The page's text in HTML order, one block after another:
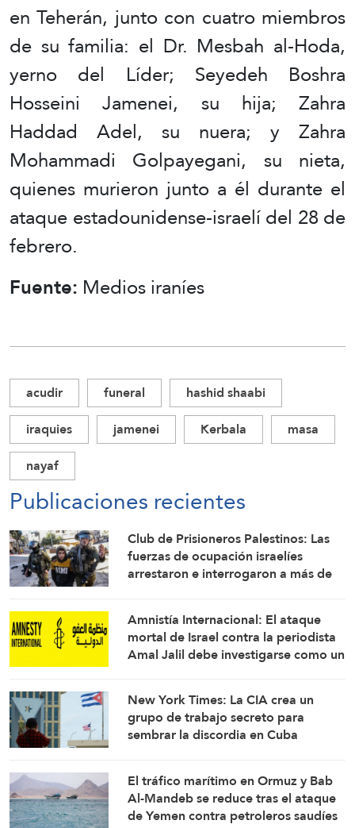
en Teherán, junto con cuatro miembros
de su familia: el Dr. Mesbah al-Hoda,
yerno del Líder; Seyedeh Boshra
Hosseini Jamenei, su hija; Zahra
Haddad Adel, su nuera; y Zahra
Mohammadi Golpayegani, su nieta,
quienes murieron junto a él durante el
ataque estadounidense-israelí del 28 de
febrero.
Fuente: Medios iraníes
acudir funeral
hashid shaabi
iraquies
jamenei Kerbala
masa
nayaf
Publicaciones recientes
Club de Prisioneros Palestinos: Las
fuerzas de ocupación israelíes
arrestaron e interrogaron a más de
Amnistía Internacional: El ataque
mortal de Israel contra la periodista
Amal Jalil debe investigarse como un
New York Times: La CIA crea un
grupo de trabajo secreto para
sembrar la discordia en Cuba
El tráfico marítimo en Ormuz y Bab
Al-Mandeb se reduce tras el ataque
de Yemen contra petroleros saudíes